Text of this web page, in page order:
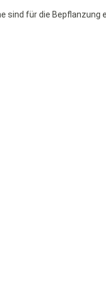
für die Bepflanzung